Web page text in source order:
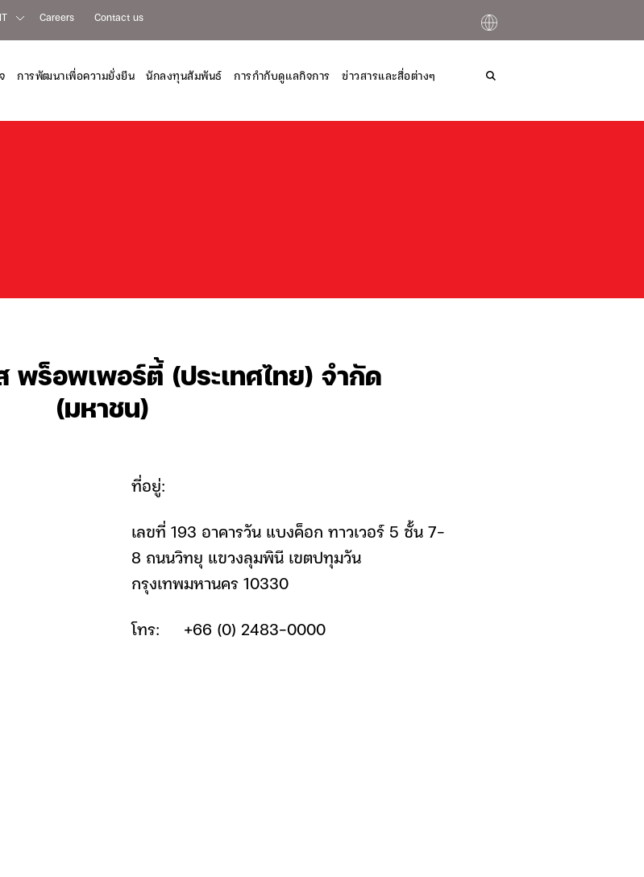
Careers Contact us
การพัฒนาเพื่อความยั่งยืน นักลงทุนสัมพันธ์ การกำกับดูเเลกิจการ ข่าวสารและสื่อต่างๆ
พร็อพเพอร์ตี้ (ประเทศไทย) จำกัด
(มหาชน)
ที่อยู่:
เลขที่ 193 อาคารวัน แบงค็อก ทาวเวอร์ 5 ชั้น 7-
8 ถนนวิทยุ แขวงลุมพินี เขตปทุมวัน
กรุงเทพมหานคร 10330
โทร: +66 (0) 2483-0000